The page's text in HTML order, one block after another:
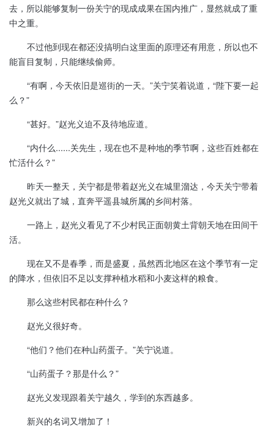
去，所以能够复制一份关宁的现成成果在国内推广，显然就成了重
中之重。
不过他到现在都还没搞明白这里面的原理还有用意，所以也不
能盲目复制，只能继续偷师。
“有啊，今天依旧是巡街的一天。”关宁笑着说道，“陛下要一起
么？”
“甚好。”赵光义迫不及待地应道。
“内什么......关先生，现在也不是种地的季节啊，这些百姓都在
忙活什么？”
昨天一整天，关宁都是带着赵光义在城里溜达，今天关宁带着
赵光义就出了城，直奔平遥县城所属的乡间村落。
一路上，赵光义看见了不少村民正面朝黄土背朝天地在田间干
活。
现在又不是春季，而是盛夏，虽然西北地区在这个季节有一定
的降水，但依旧不足以支撑种植水稻和小麦这样的粮食。
那么这些村民都在种什么？
赵光义很好奇。
“他们？他们在种山药蛋子。”关宁说道。
“山药蛋子？那是什么？”
赵光义发现跟着关宁越久，学到的东西越多。
新兴的名词又增加了！